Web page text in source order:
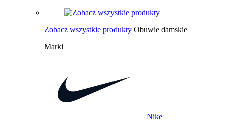
Zobacz wszystkie produkty Obuwie damskie
Marki
Nike